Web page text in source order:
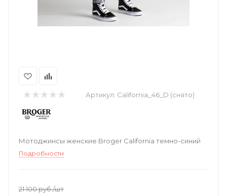
Артикул: California_46_D (снято)
Мотоджинсы женские Broger California темно-синий
Подробности
21 100руб./шт